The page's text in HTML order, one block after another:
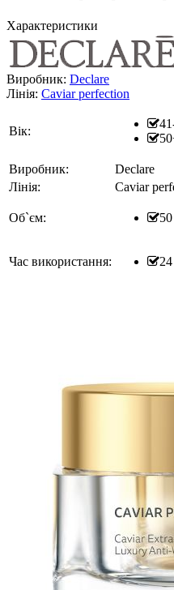
Характеристики
Виробник: Declare
Лінія: Caviar perfection
Вік:
Виробник:
Declare
Лінія:
Caviar
Об`єм:
Час використання: